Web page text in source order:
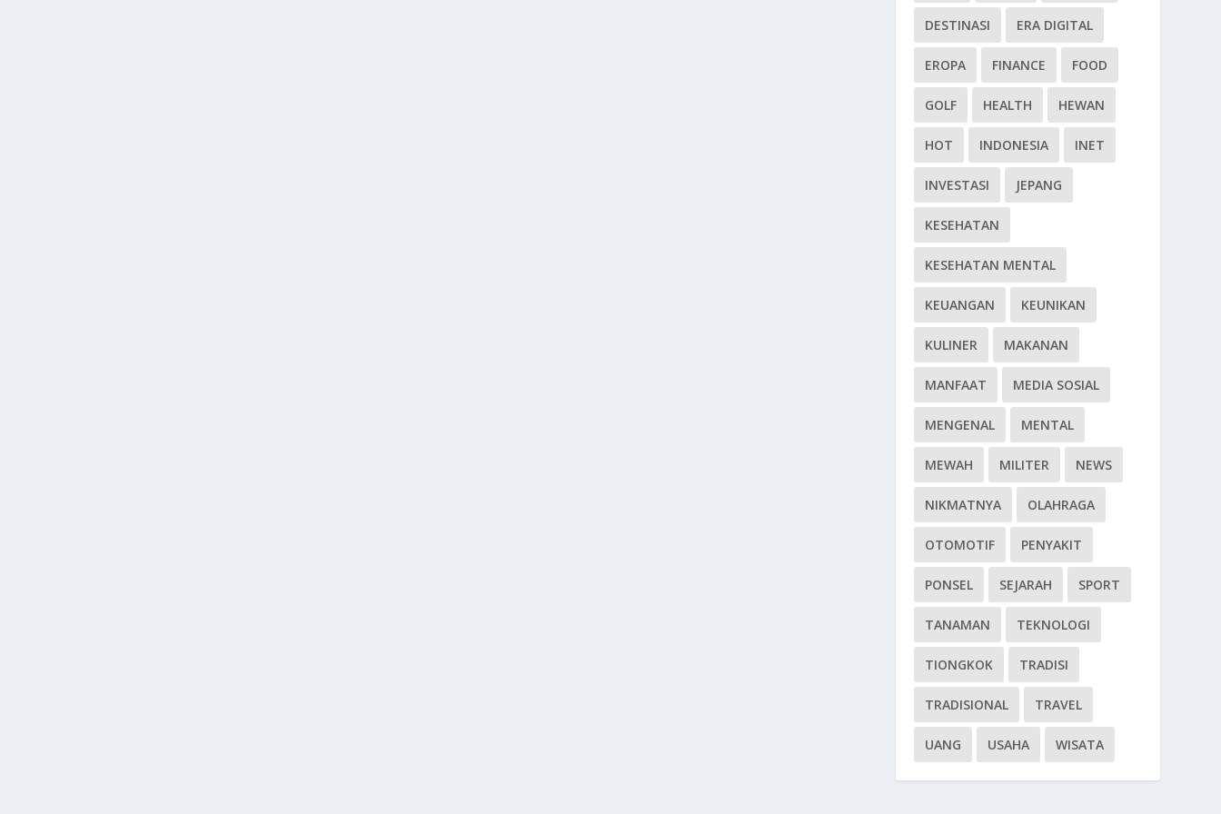
DESTINASI ERA DIGITAL
EROPA FINANCE FOOD
GOLF HEALTH HEWAN
HOT INDONESIA INET
INVESTASI JEPANG
KESEHATAN
KESEHATAN MENTAL
KEUANGAN KEUNIKAN
KULINER MAKANAN
MANFAAT MEDIA SOSIAL
MENGENAL MENTAL
MEWAH MILITER NEWS
NIKMATNYA OLAHRAGA
OTOMOTIF PENYAKIT
PONSEL SEJARAH SPORT
TANAMAN TEKNOLOGI
TIONGKOK TRADISI
TRADISIONAL TRAVEL
UANG USAHA WISATA